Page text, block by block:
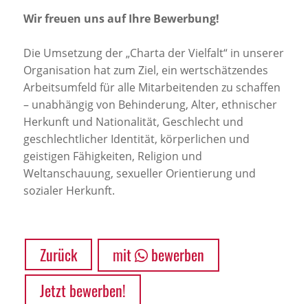
Wir freuen uns auf Ihre Bewerbung!
Die Umsetzung der „Charta der Vielfalt“ in unserer
Organisation hat zum Ziel, ein wertschätzendes
Arbeitsumfeld für alle Mitarbeitenden zu schaffen
– unabhängig von Behinderung, Alter, ethnischer
Herkunft und Nationalität, Geschlecht und
geschlechtlicher Identität, körperlichen und
geistigen Fähigkeiten, Religion und
Weltanschauung, sexueller Orientierung und
sozialer Herkunft.
Zurück mit
bewerben
Jetzt bewerben!